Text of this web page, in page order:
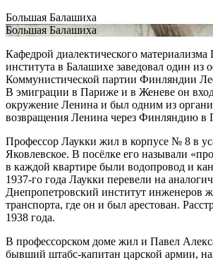
Большая Балашиха
Большая Балашиха
Кафедрой диалектического
института в Балашихе заведовал один из
Коммунистической партии Финляндии
В эмиграции в Париже и в Женеве он
окружение Ленина и был одним из
возвращения Ленина через Финляндию в
Профессор Лаукки жил в корпусе № 8 в
Яковлевское. В посёлке его называли
в каждой квартире были водопровод и
1937-го года Лаукки перевели на
Днепропетровский институт инженеров
транспорта, где он и был арестован.
1938 года.
В профессорском доме жил и Павел
бывший штабс-капитан царской армии,